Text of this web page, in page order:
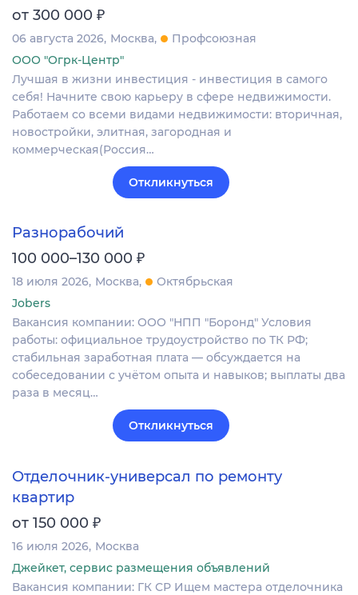
от 300 000 ₽
06 августа 2026 Москва
Профсоюзная
ООО "Огрк-Центр"
Лучшая в жизни инвестиция - инвестиция в самого
себя! Начните свою карьеру в сфере недвижимости.
Работаем со всеми видами недвижимости: вторичная,
новостройки, элитная, загородная и
коммерческая(Россия…
Откликнуться
Разнорабочий
100 000–130 000 ₽
18 июля 2026 Москва
Октябрьская
Jobers
Вакансия компании: ООО "НПП "Боронд" Условия
работы: официальное трудоустройство по ТК РФ;
стабильная заработная плата — обсуждается на
собеседовании с учётом опыта и навыков; выплаты два
раза в месяц…
Откликнуться
Отделочник-универсал по ремонту
квартир
от 150 000 ₽
16 июля 2026 Москва
Джейкет, сервис размещения объявлений
Вакансия компании: ГК СР Ищем мастера отделочника